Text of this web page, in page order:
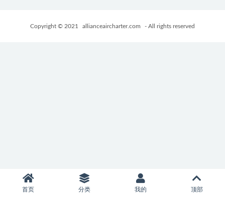
Copyright © 2021 allianceaircharter.com - All rights reserved
首页 分类 我的 顶部